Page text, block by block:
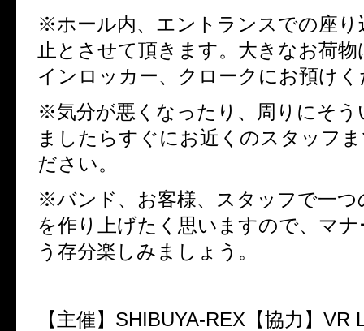
※ホール内、エントランスでの座り
止とさせて頂きます。大きなお荷
インロッカー、クロークにお預け
※気分が悪くなったり、周りにそう
ましたらすぐにお近くのスタッフ
ださい。
※バンド、お客様、スタッフで一つ
を作り上げたく思いますので、マ
う存分楽しみましょう。
【主催】SHIBUYA-REX【協力】VR